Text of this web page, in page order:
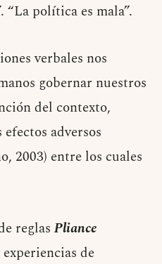
“La política es mala”.
verbales nos
gobernar nuestros
del contexto,
adversos
2003) entre los cuales
reglas Pliance
de